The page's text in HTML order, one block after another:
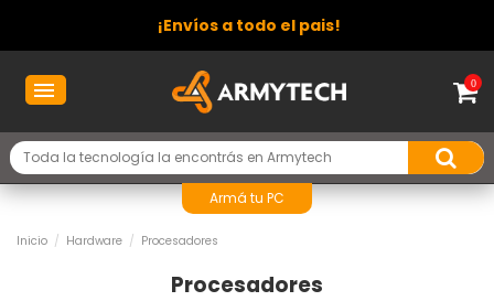
¡Envíos a todo el pais!
0
Armá tu PC
Inicio Hardware Procesadores
Procesadores